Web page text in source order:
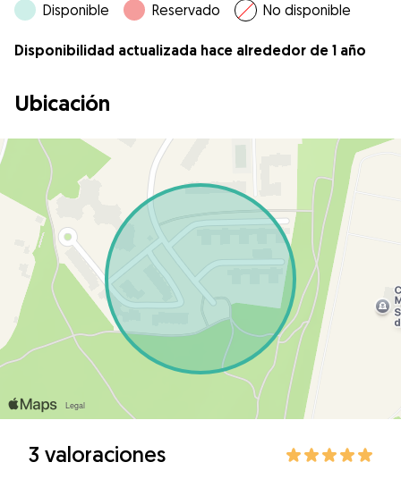
Disponible Reservado No disponible
Disponibilidad actualizada hace alrededor de 1 año
Ubicación
3 valoraciones